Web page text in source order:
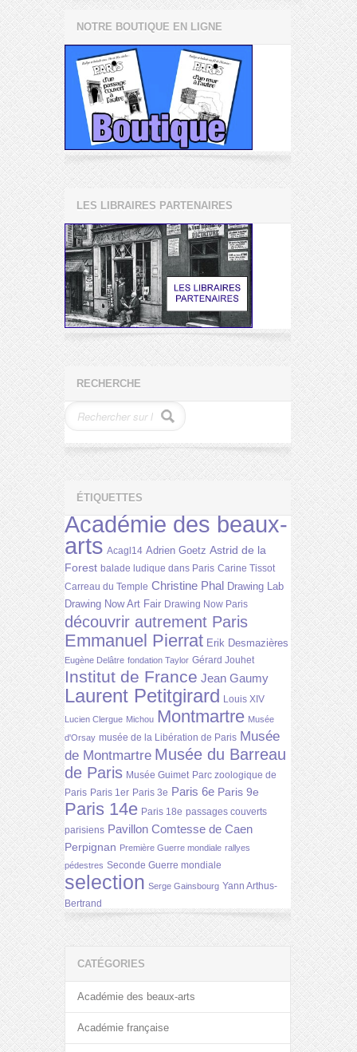
NOTRE BOUTIQUE EN LIGNE
LES LIBRAIRES PARTENAIRES
RECHERCHE
ÉTIQUETTES
Académie des beaux-
arts Acagl14 Adrien Goetz Astrid de la
Forest balade ludique dans Paris Carine Tissot
Carreau du Temple Christine Phal Drawing Lab
Drawing Now Art Fair Drawing Now Paris
découvrir autrement Paris
Emmanuel Pierrat Erik Desmazières
Eugène Delâtre fondation Taylor Gérard Jouhet
Institut de France Jean Gaumy
Laurent Petitgirard Louis XIV
Lucien Clergue Michou Montmartre Musée
d'Orsay musée de la Libération de Paris Musée
de Montmartre Musée du Barreau
de Paris Musée Guimet Parc zoologique de
Paris Paris 1er Paris 3e Paris 6e Paris 9e
Paris 14e Paris 18e passages couverts
parisiens Pavillon Comtesse de Caen
Perpignan Première Guerre mondiale rallyes
pédestres Seconde Guerre mondiale
selection Serge Gainsbourg Yann Arthus-
Bertrand
CATÉGORIES
Académie des beaux-arts
Académie française